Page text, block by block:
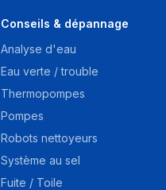
Conseils & dépannage
Analyse d'eau
Eau verte / trouble
Thermopompes
Pompes
Robots nettoyeurs
Système au sel
Fuite / Toile